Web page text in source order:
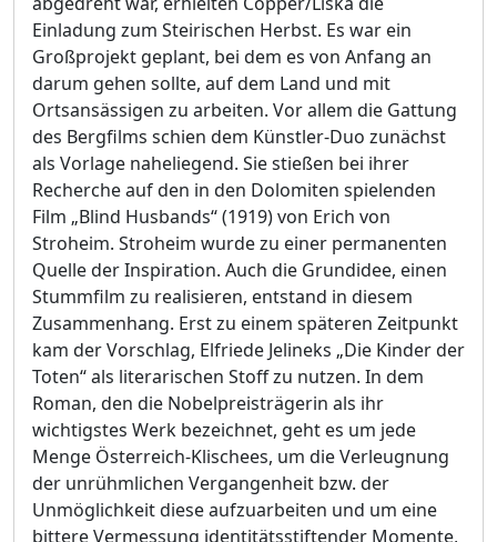
Einladung zum Steirischen Herbst. Es war ein
Großprojekt geplant, bei dem es von Anfang an
darum gehen sollte, auf dem Land und mit
Ortsansässigen zu arbeiten. Vor allem die Gattung
des Bergfilms schien dem Künstler-Duo zunächst
als Vorlage naheliegend. Sie stießen bei ihrer
Recherche auf den in den Dolomiten spielenden
Film „Blind Husbands“ (1919) von Erich von
Stroheim. Stroheim wurde zu einer permanenten
Quelle der Inspiration. Auch die Grundidee, einen
Stummfilm zu realisieren, entstand in diesem
Zusammenhang. Erst zu einem späteren Zeitpunkt
kam der Vorschlag, Elfriede Jelineks „Die Kinder der
Toten“ als literarischen Stoff zu nutzen. In dem
Roman, den die Nobelpreisträgerin als ihr
wichtigstes Werk bezeichnet, geht es um jede
Menge Österreich-Klischees, um die Verleugnung
der unrühmlichen Vergangenheit bzw. der
Unmöglichkeit diese aufzuarbeiten und um eine
bittere Vermessung identitätsstiftender Momente,